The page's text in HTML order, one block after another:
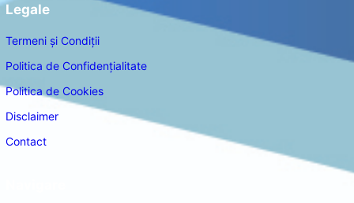
Legale
Termeni și Condiții
Politica de Confidențialitate
Politica de Cookies
Disclaimer
Contact